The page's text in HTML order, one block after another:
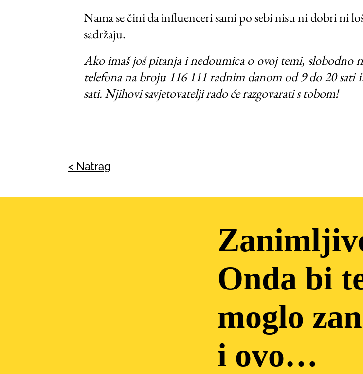
Nama se čini da influenceri sami po sebi nisu ni dobri ni
sadržaju.
Ako imaš još pitanja i nedoumica o ovoj temi,
telefona na broju 116 111 radnim danom od 9 do 20 sati
sati. Njihovi savjetovatelji rado će razgovarati s tobom!
< Natrag
Onda bi
moglo
i ovo…